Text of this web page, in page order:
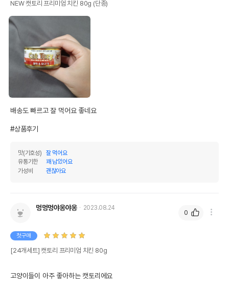
NEW 캣토리 프리미엄 치킨 80g (단종)
배송도 빠르고 잘 먹어요 좋네요
#상품후기
맛(기호성)
잘 먹어요
유통기한
꽤 남았어요
가성비
괜찮아요
멍멍멍야옹야옹 2023.08.24
첫구매
[24개세트] 캣토리 프리미엄 치킨 80g
고양이들이 아주 좋아하는 캣토리에요
0